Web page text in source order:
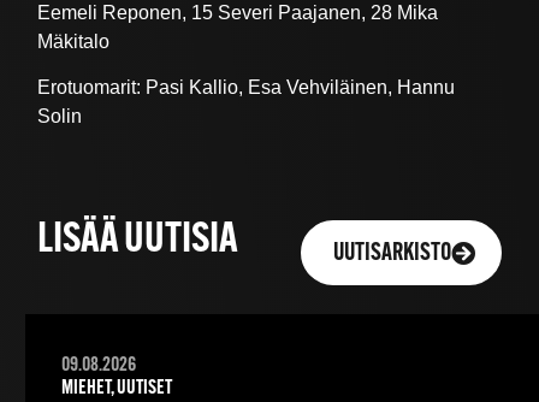
Eemeli Reponen, 15 Severi Paajanen, 28 Mika
Mäkitalo
Erotuomarit: Pasi Kallio, Esa Vehviläinen, Hannu
Solin
LISÄÄ UUTISIA UUTISARKISTO
09.08.2026
MIEHET, UUTISET